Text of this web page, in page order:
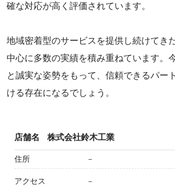
確な対応が高く評価されています。
地域密着型のサービスを提供し続けてき
中心に多数の実績を積み重ねています。
と誠実な姿勢をもって、信頼できるパー
ける存在になるでしょう。
店舗名 株式会社鈴木工業
住所 －
アクセス －